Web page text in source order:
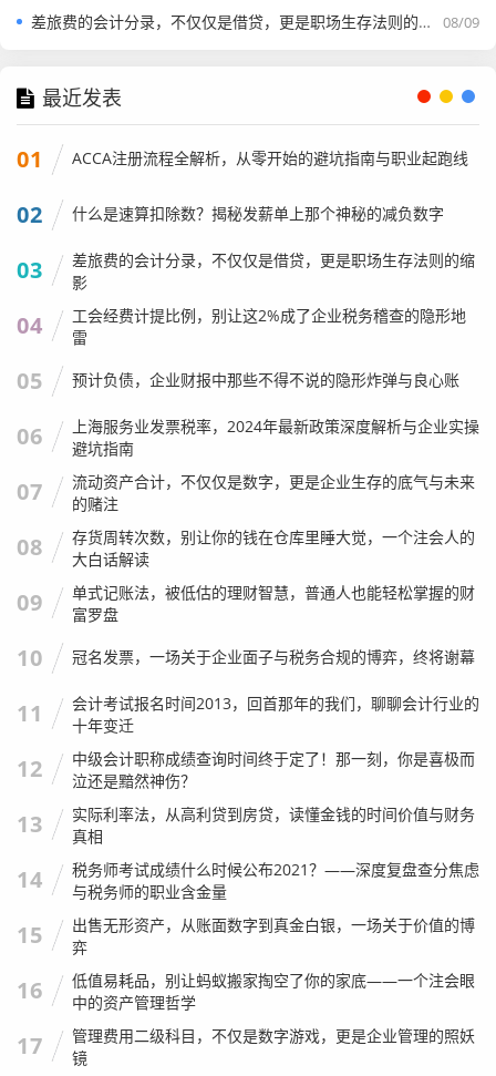
那些年我们在发票查询中遇到的“坑”
虽然查询工具就在手边,但在实际操作中，我还是发现很多人
容易踩坑，作为专业人士，我有必要把这些易错点给大家拎
出来讲讲。
输入信息的“容错率”为零
系统不是人,它没有人情味，也没有容错率。
来厚厚一叠出租车发票，在抽查时，我发现有一张发票怎么
出纳小姑娘信誓旦旦地说：“老师，我亲眼看着司机师傅打出
来的，怎么可能是假的？”
我拿过发票仔细一看,发现了问题，发票上的密码区稍微有点
模糊，其中有一个数字“8”看起来像“3”，出纳在输入时，按照
自己的理解输成了“3”。
当我把那个数字改成“8”再次查询时，赫然显示：
个人观点：财务工作是一门细致活，容不得半点马虎，在
西省国家税务局发票查询
定性为假发票，仔细核对一下代码、号码、日期和金额，尤
其是金额，多一个小数点、少一个零，都是查不出来的。
时间滞后性的陷阱
这是一个非常隐蔽的坑。
很多客户在饭店吃完饭,拿到发票，出门就想查，结果一查，
系统显示“无此票”，于是客户立马回头找商家麻烦：“你给我
开的是假发票！”
这真不一定是商家的锅。
数据同步是需要时间的。
些网络波动或者高峰期，数据上传可能会有延迟，发票开具
后，可能需要过几个小时，甚至等到第二天才能在系统中查
08/09
差旅费的会计分录，不仅仅是借贷，更是职场生存法则的缩影
最近发表
01 ACCA注册流程全解析，从零开始的避坑指南与职业起跑线
02 什么是速算扣除数？揭秘发薪单上那个神秘的减负数字
03
差旅费的会计分录，不仅仅是借贷，更是职场生存法则的缩
影
04
工会经费计提比例，别让这2%成了企业税务稽查的隐形地
雷
05 预计负债，企业财报中那些不得不说的隐形炸弹与良心账
06
上海服务业发票税率，2024年最新政策深度解析与企业实操
避坑指南
07
流动资产合计，不仅仅是数字，更是企业生存的底气与未来
的赌注
08
存货周转次数，别让你的钱在仓库里睡大觉，一个注会人的
大白话解读
09
单式记账法，被低估的理财智慧，普通人也能轻松掌握的财
富罗盘
10 冠名发票，一场关于企业面子与税务合规的博弈，终将谢幕
11
会计考试报名时间2013，回首那年的我们，聊聊会计行业的
十年变迁
12
中级会计职称成绩查询时间终于定了！那一刻，你是喜极而
泣还是黯然神伤？
13
实际利率法，从高利贷到房贷，读懂金钱的时间价值与财务
真相
14
税务师考试成绩什么时候公布2021？——深度复盘查分焦虑
与税务师的职业含金量
15
出售无形资产，从账面数字到真金白银，一场关于价值的博
弈
16
低值易耗品，别让蚂蚁搬家掏空了你的家底——一个注会眼
中的资产管理哲学
17
管理费用二级科目，不仅是数字游戏，更是企业管理的照妖
镜